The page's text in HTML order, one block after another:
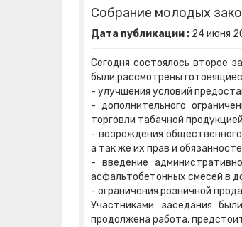
Собрание молодых
Дата публикации : 24июня
Сегодня состоялось второе
были рассмотрены
- улучшения условий
- дополнительного
торговли табачной
- возрождения
а так же их прав и
- введение
асфальтобетонных смесей в
- ограничения розничной
Участниками заседания
продолжена работа,